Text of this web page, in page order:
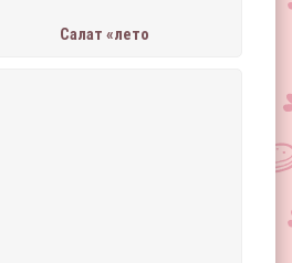
Салат «лето